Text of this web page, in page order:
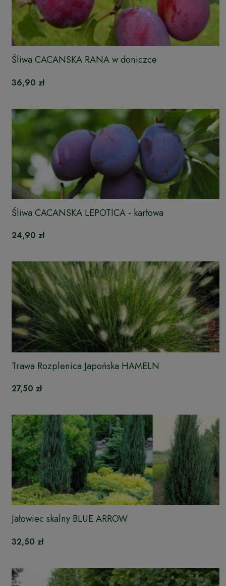
Śliwa CACANSKA RANA w doniczce
36,90 zł
Śliwa CACANSKA LEPOTICA - karłowa
24,90 zł
Trawa Rozplenica Japońska HAMELN
27,50 zł
Jałowiec skalny BLUE ARROW
32,50 zł